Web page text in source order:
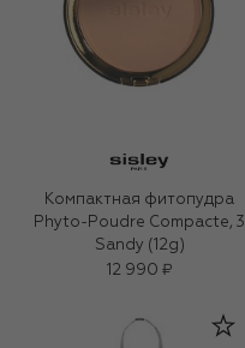
Компактная фитопудра
Phyto-Poudre Compacte, 3
Sandy (12g)
12 990 ₽